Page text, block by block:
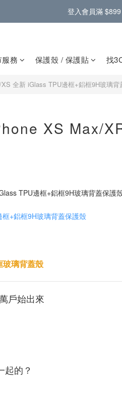
門市提供蘋果
門市提供蘋果
服務 保護殼 / 保護貼 找
全新 iGlass TPU邊框+鋁框9H玻璃背
XS Max/
+鋁框9H玻璃背蓋保護殼
璃背蓋殼
戶始出來
起的？